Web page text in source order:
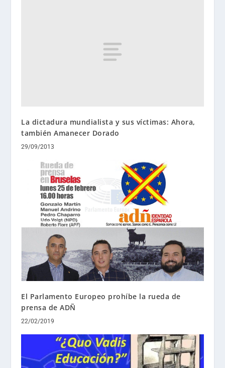
La dictadura mundialista y sus víctimas: Ahora,
29/09/2013
El Parlamento Europeo prohíbe la rueda de
prensa de ADÑ
22/02/2019